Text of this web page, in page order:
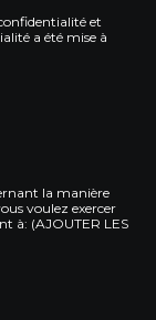
et
a été mise à
la manière
voulez exercer
à: (AJOUTER LES